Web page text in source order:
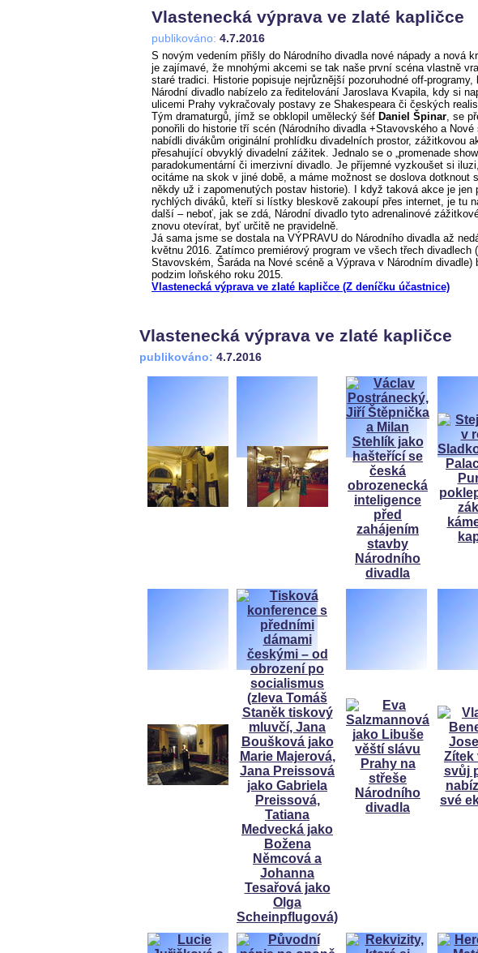
Vlastenecká výprava ve zlaté kapličce
publikováno: 4.7.2016
S novým vedením přišly do Národního divadla nové nápady a nová
je zajímavé, že mnohými akcemi se tak naše první scéna vlastně
staré tradici. Historie popisuje nejrůznější pozoruhodné off-programy,
Národní divadlo nabízelo za ředitelování Jaroslava Kvapila, kdy si
ulicemi Prahy vykračovaly postavy ze Shakespeara či českých
Tým dramaturgů, jímž se obklopil umělecký šéf Daniel Špinar, se
ponořili do historie tří scén (Národního divadla +Stavovského a Nové
nabídli divákům originální prohlídku divadelních prostor, zážitkovou
přesahující obvyklý divadelní zážitek. Jednalo se o „promenade
paradokumentární či imerzivní divadlo. Je příjemné vyzkoušet si
ocitáme na skok v jiné době, a máme možnost se doslova dotknout
někdy už i zapomenutých postav historie). I když taková akce je jen
rychlých diváků, kteří si lístky bleskově zakoupí přes internet, je tu
další – neboť, jak se zdá, Národní divadlo tyto adrenalinové
znovu otevírat, byť určitě ne pravidelně.
Já sama jsme se dostala na VÝPRAVU do Národního divadla až
květnu 2016. Zatímco premiérový program ve všech třech divadlech
Stavovském, Šaráda na Nové scéně a Výprava v Národním divadle)
podzim loňského roku 2015.
Vlastenecká výprava ve zlaté kapličce (Z deníčku účastnice)
Vlastenecká výprava ve zlaté kapličce
publikováno: 4.7.2016